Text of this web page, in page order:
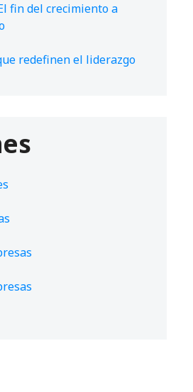
fin del crecimiento a
redefinen el liderazgo